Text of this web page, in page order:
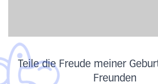
Teile die Freude meiner
Freunden